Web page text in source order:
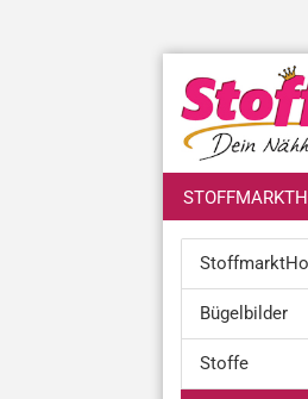
Bügelbilder
Stoffe